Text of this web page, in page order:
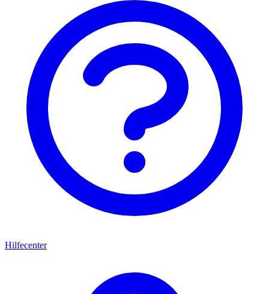
Hilfecenter